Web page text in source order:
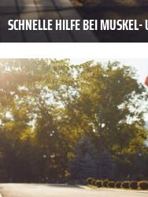
SCHNELLE HILFE BEI